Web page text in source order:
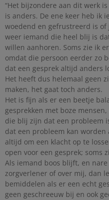
“Het bijzondere aan dit werk
is anders. De ene keer heb ik
woedend en gefrustreerd is
weer iemand die heel blij is
willen aanhoren. Soms zie ik
omdat die persoon eerder zo
dat een gesprek altijd anders
Het heeft dus helemaal geen
maken, het gaat toch anders.
Het is fijn als er een beetje
gesprekken met boze
die blij zijn dat een probleem
dat een probleem kan
altijd om een klacht op te
open voor een gesprek; soms
Als iemand boos blijft, en
zorgverlener of over mij, dan
bemiddelen als er een echt
geen geschreeuw bij en ook